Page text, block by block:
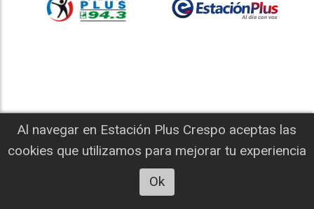
ENVIANOS DESDE AQUÍ TU MENSAJE
REGLAMENTO PARA DEJAR TU OPINION EN
“ESTACION PLUS”
Al navegar en Estación Plus Crespo aceptas las
cookies que utilizamos para mejorar tu experiencia
Ok